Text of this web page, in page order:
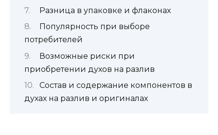
Разница в упаковке и флаконах
Популярность при выборе
потребителей
Возможные риски при
приобретении духов на разлив
Состав и содержание компонентов в
духах на разлив и оригиналах